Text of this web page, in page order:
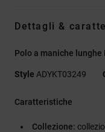
Dettagli &
Polo a maniche lunghe
Style ADYKT03249
Caratteristiche
Collezione: